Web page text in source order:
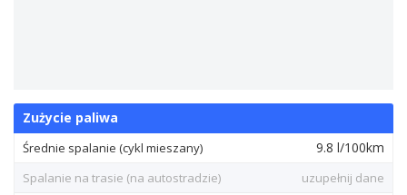
Zużycie paliwa
Średnie spalanie (cykl mieszany) 9.8 l/100km
Spalanie na trasie (na autostradzie)
uzupełnij dane